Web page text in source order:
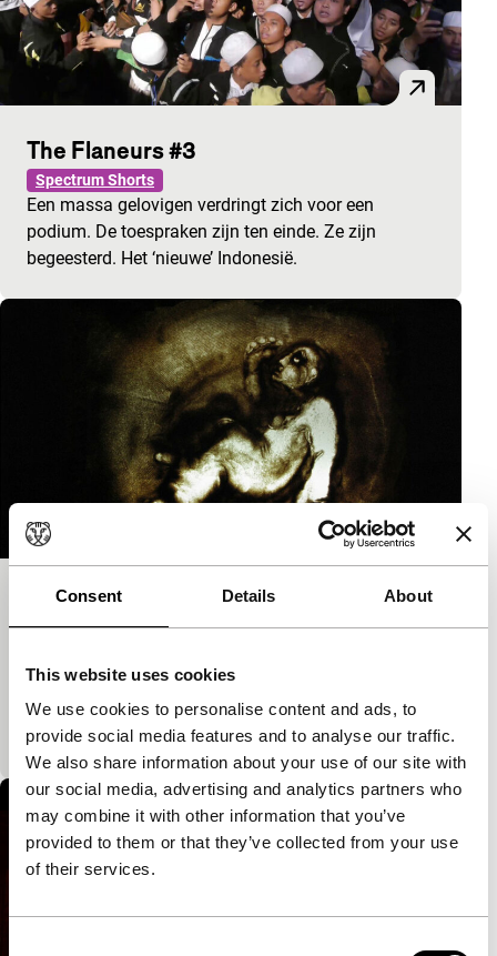
Consent Details About
This website uses cookies
We use cookies to personalise content and ads, to
provide social media features and to analyse our traffic.
We also share information about your use of our site with
our social media, advertising and analytics partners who
may combine it with other information that you’ve
provided to them or that they’ve collected from your use
of their services.
The Flaneurs #3
Spectrum Shorts
Een massa gelovigen verdringt zich voor een
podium. De toespraken zijn ten einde. Ze zijn
begeesterd. Het ‘nieuwe’ Indonesië.
Tunnel
Signals: Inside Iran
Geïnspireerd door de tunnels die mensen in Gaza
graven om de versperringen te ontlopen. Zelfs
schapen ga